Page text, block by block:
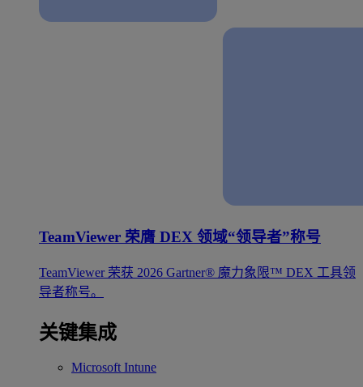
TeamViewer 荣膺 DEX 领域“领导者”称号
TeamViewer 荣获 2026 Gartner® 魔力象限™ DEX 工具领
导者称号。
关键集成
Microsoft Intune